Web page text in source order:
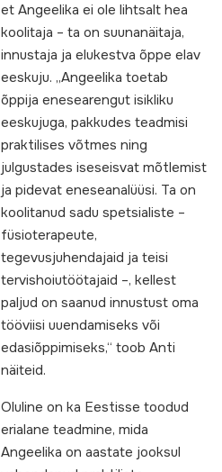
et Angeelika ei ole lihtsalt hea
koolitaja – ta on suunanäitaja,
innustaja ja elukestva õppe elav
eeskuju. „Angeelika toetab
õppija enesearengut isikliku
eeskujuga, pakkudes teadmisi
praktilises võtmes ning
julgustades iseseisvat mõtlemist
ja pidevat eneseanalüüsi. Ta on
koolitanud sadu spetsialiste –
füsioterapeute,
tegevusjuhendajaid ja teisi
tervishoiutöötajaid –, kellest
paljud on saanud innustust oma
tööviisi uuendamiseks või
edasiõppimiseks,“ toob Anti
näiteid.
Oluline on ka Eestisse toodud
erialane teadmine, mida
Angeelika on aastate jooksul